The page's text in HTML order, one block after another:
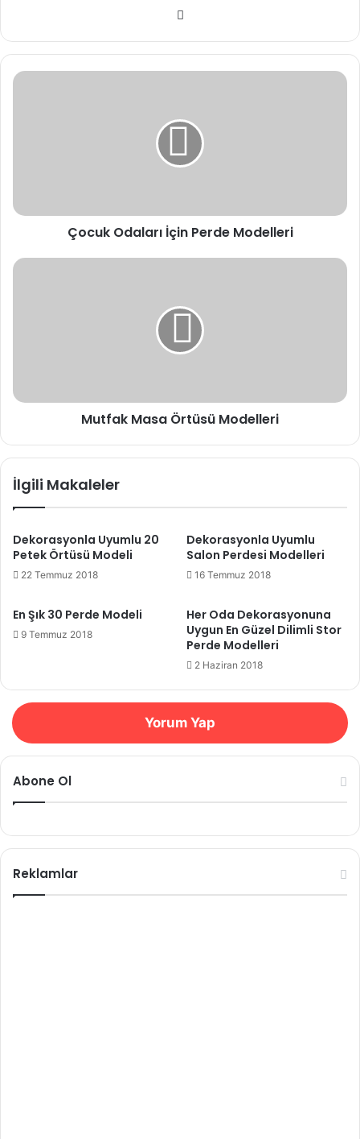
sit
esi
Çocuk Odaları İçin Perde Modelleri
Mutfak Masa Örtüsü Modelleri
İlgili Makaleler
Dekorasyonla Uyumlu 20
Petek Örtüsü Modeli
22 Temmuz 2018
Dekorasyonla Uyumlu
Salon Perdesi Modelleri
16 Temmuz 2018
En Şık 30 Perde Modeli
9 Temmuz 2018
Her Oda Dekorasyonuna
Uygun En Güzel Dilimli Stor
Perde Modelleri
2 Haziran 2018
Yorum Yap
Abone Ol
Reklamlar